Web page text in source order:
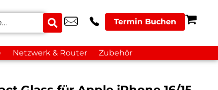
Termin Buchen
Netzwerk & Router Zubehör